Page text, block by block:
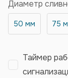
Диаметр
50 мм 75
Таймер